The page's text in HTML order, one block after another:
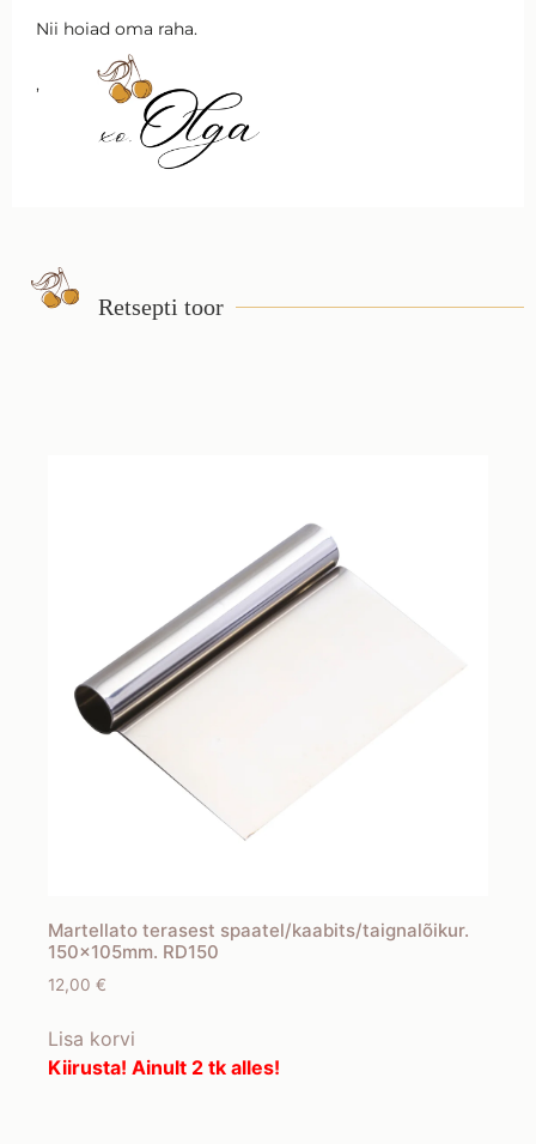
Nii hoiad oma raha.
,
Retsepti toor
Martellato terasest spaatel/kaabits/taignalõikur.
150x105mm. RD150
12,00 €
Lisa korvi
Kiirusta! Ainult 2 tk alles!